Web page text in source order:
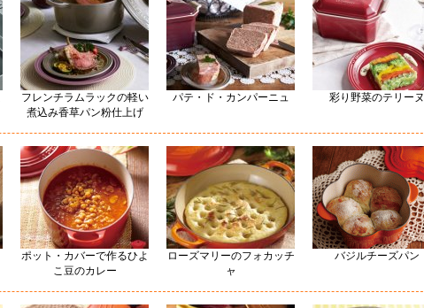
フレンチラムラックの軽い
煮込み香草パン粉仕上げ
パテ・ド・カンパーニュ 彩り野菜のテリーヌ
ポット・カバーで作るひよ
こ豆のカレー
ローズマリーのフォカッチ
ャ
バジルチーズパン